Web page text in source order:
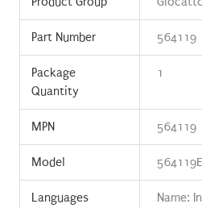
Part Number 564119
Package
Quantity
1
MPN 564119
Model
Languages
Name: